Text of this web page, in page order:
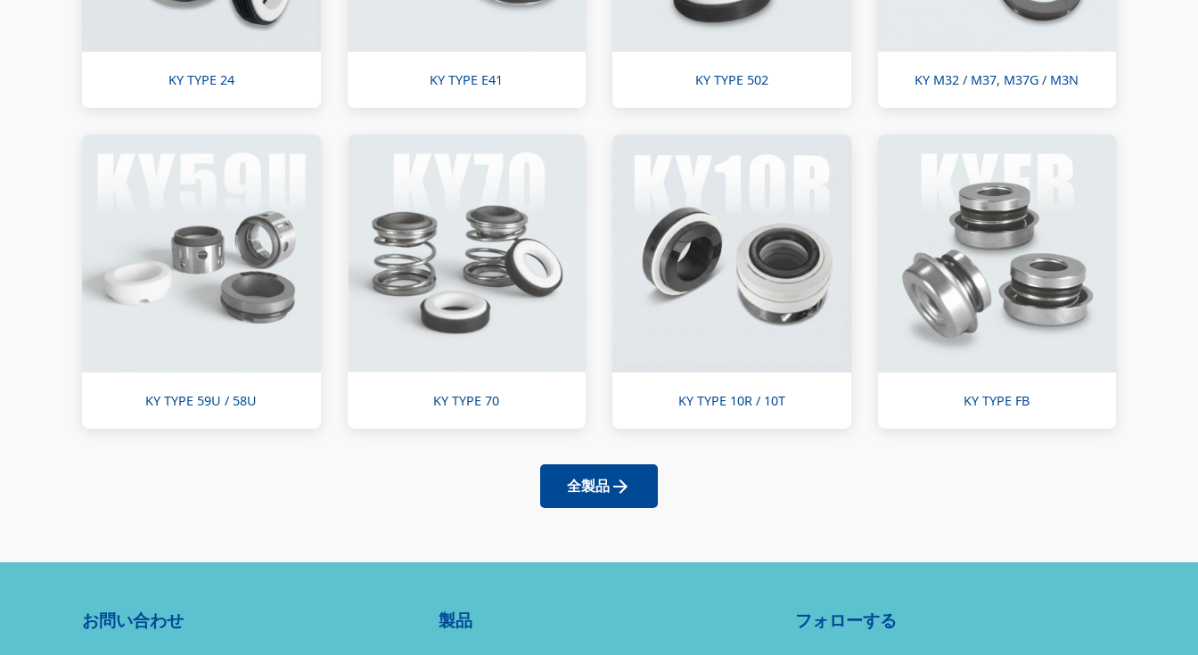
KY TYPE 24 KY TYPE E41 KY TYPE 502 KY M32 / M37, M37G / M3N
KY TYPE 59U / 58U KY TYPE 70 KY TYPE 10R / 10T KY TYPE FB
全製品
お問い合わせ 製品 フォローする